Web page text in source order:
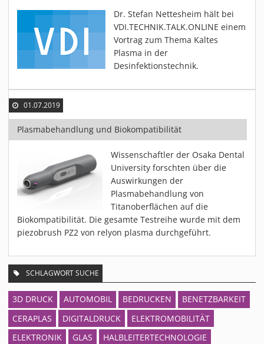
Dr. Stefan Nettesheim hält bei
VDI.TECHNIK.TALK.ONLINE einem
Vortrag zum Thema Kaltes
Plasma in der
Desinfektionstechnik.
01.07.2019
Plasmabehandlung und Biokompatibilität
Wissenschaftler der Osaka Dental
University forschten über die
Auswirkungen der
Plasmabehandlung von
Titanoberflächen auf die
Biokompatibilität. Die gesamte Testreihe wurde mit dem
piezobrush PZ2 von relyon plasma durchgeführt.
SCHLAGWORT SUCHE
3D DRUCK AUTOMOBIL BEDRUCKEN
BENETZBARKEIT
CERAPLAS
DIGITALDRUCK
ELEKTROMOBILITÄT
ELEKTRONIK
GLAS
HALBLEITERTECHNOLOGIE